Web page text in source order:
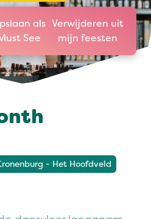
als
See
Verwijderen uit
mijn feesten
- Het Hoofdveld